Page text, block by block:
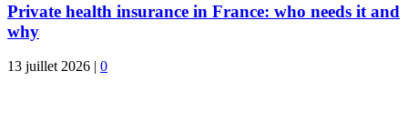
Private health insurance in France: who needs it and
why
13 juillet 2026 | 0